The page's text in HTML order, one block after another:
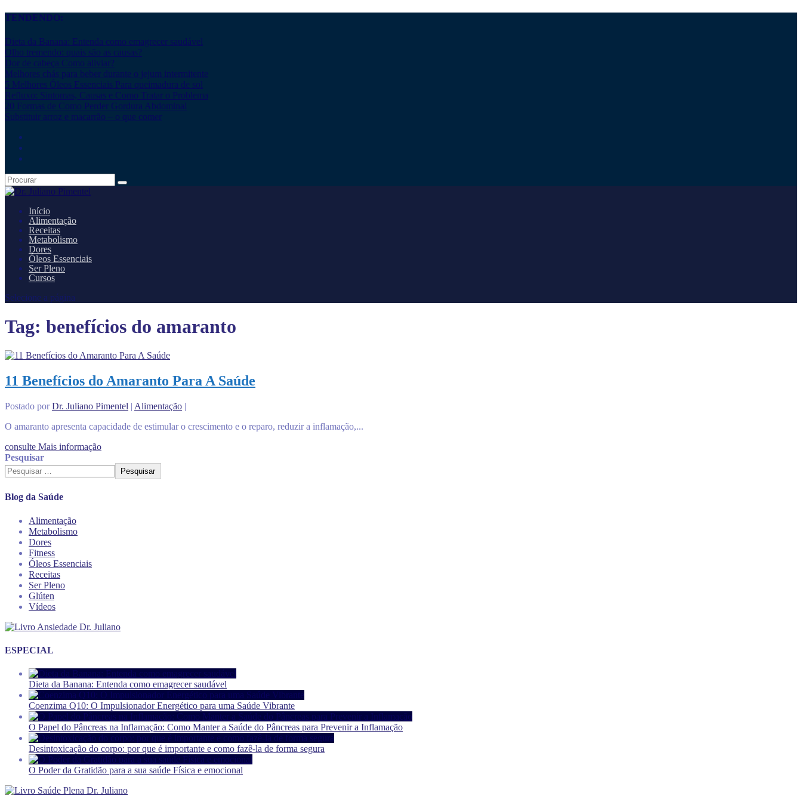
TENDENDO:
Dieta da Banana: Entenda como emagrecer saudável
Olho tremendo: quais são as causas?
Dor de cabeça Como aliviar?
Melhores chás para beber durante o jejum intermitente
5 Melhores Óleos Essenciais Para queimadura de sol
Refluxo: Sintomas, Causas e Como Tratar o Problema
20 Formas de Como Perder Gordura Abdominal
Substituir arroz e macarrão – o que comer
Início
Alimentação
Receitas
Metabolismo
Dores
Óleos Essenciais
Ser Pleno
Cursos
Selecione a página
Tag: benefícios do amaranto
11 Benefícios do Amaranto Para A Saúde
Postado porDr. Juliano Pimentel | Alimentação |
O amaranto apresenta capacidade de estimular o crescimento e o reparo, reduzir a inflamação,...
consulte Mais informação
Pesquisar
Pesquisar
Blog da Saúde
Alimentação
Metabolismo
Dores
Fitness
Óleos Essenciais
Receitas
Ser Pleno
Glúten
Vídeos
ESPECIAL
Dieta da Banana: Entenda como emagrecer saudável
Coenzima Q10: O Impulsionador Energético para uma Saúde Vibrante
O Papel do Pâncreas na Inflamação: Como Manter a Saúde do Pâncreas para Prevenir a Inflamação
Desintoxicação do corpo: por que é importante e como fazê-la de forma segura
O Poder da Gratidão para a sua saúde Física e emocional